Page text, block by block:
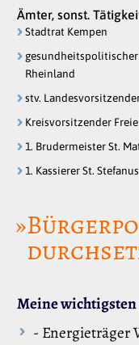
Ämter, sonst.
Stadtrat Kempen
Rheinland
stv.
Kreisvorsitzender
1. Brudermeister St.
1. Kassierer St.
Meine
- Energieträger